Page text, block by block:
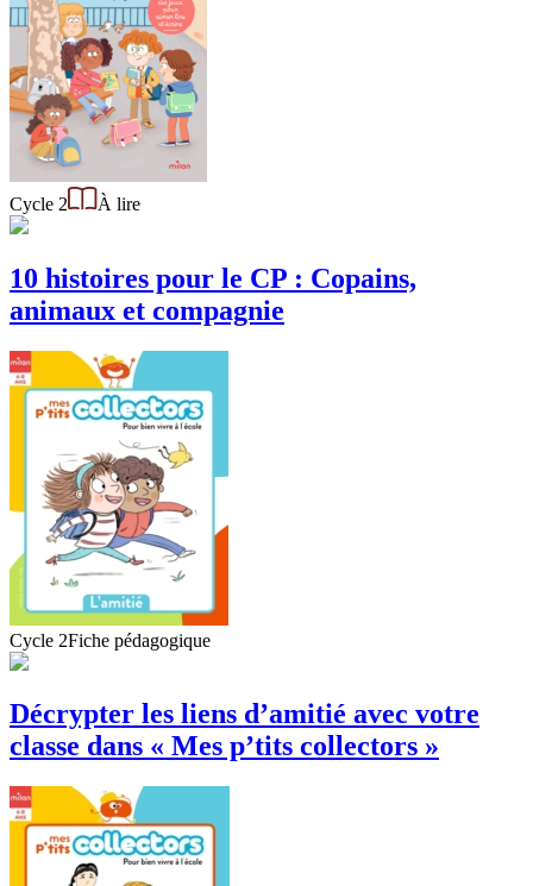
Cycle 2 À lire
10 histoires pour le CP : Copains,
animaux et compagnie
Cycle 2Fiche pédagogique
Décrypter les liens d’amitié avec votre
classe dans « Mes p’tits collectors »